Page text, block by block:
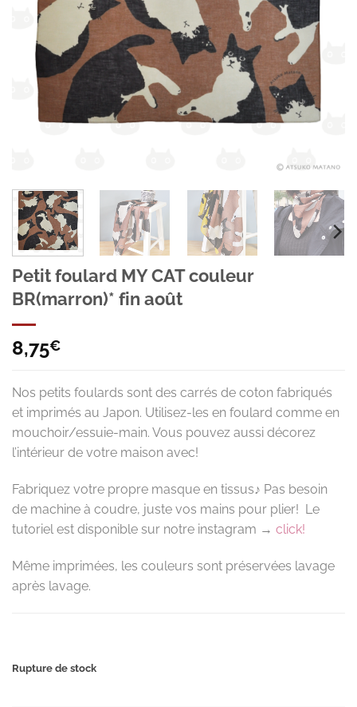
Petit foulard MY CAT couleur
BR(marron)* fin août
8,75€
Nos petits foulards sont des carrés de coton fabriqués
et imprimés au Japon. Utilisez-les en foulard comme en
mouchoir/essuie-main. Vous pouvez aussi décorez
l’intérieur de votre maison avec!
Fabriquez votre propre masque en tissus♪ Pas besoin
de machine à coudre, juste vos mains pour plier! Le
tutoriel est disponible sur notre instagram → click!
Même imprimées, les couleurs sont préservées lavage
après lavage.
Rupture de stock